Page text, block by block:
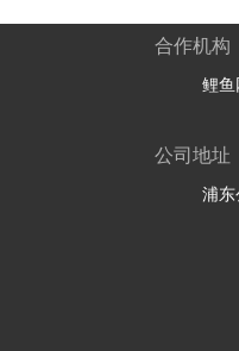
合作机构
鲤鱼
公司地址
浦东